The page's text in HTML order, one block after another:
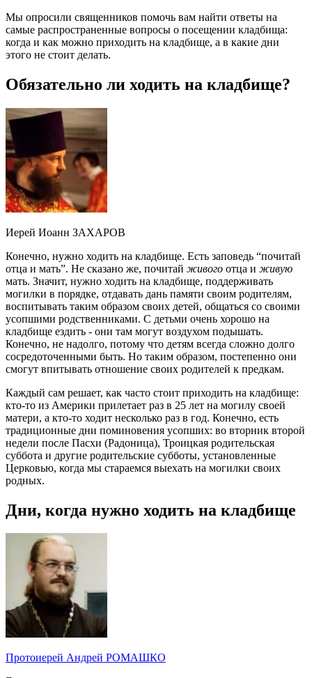
Мы опросили священников помочь вам найти ответы на
самые распространенные вопросы о посещении кладбища:
когда и как можно приходить на кладбище, а в какие дни
этого не стоит делать.
Обязательно ли ходить на кладбище?
Иерей Иоанн ЗАХАРОВ
Конечно, нужно ходить на кладбище. Есть заповедь “почитай
отца и мать”. Не сказано же, почитай живого отца и живую
мать. Значит, нужно ходить на кладбище, поддерживать
могилки в порядке, отдавать дань памяти своим родителям,
воспитывать таким образом своих детей, общаться со своими
усопшими родственниками. С детьми очень хорошо на
кладбище ездить - они там могут воздухом подышать.
Конечно, не надолго, потому что детям всегда сложно долго
сосредоточенными быть. Но таким образом, постепенно они
смогут впитывать отношение своих родителей к предкам.
Каждый сам решает, как часто стоит приходить на кладбище:
кто-то из Америки прилетает раз в 25 лет на могилу своей
матери, а кто-то ходит несколько раз в год. Конечно, есть
традиционные дни поминовения усопших: во вторник второй
недели после Пасхи (Радоница), Троицкая родительская
суббота и другие родительские субботы, установленные
Церковью, когда мы стараемся выехать на могилки своих
родных.
Дни, когда нужно ходить на кладбище
Протоиерей Андрей РОМАШКО